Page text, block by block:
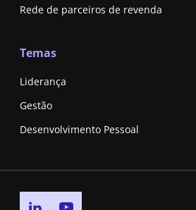
Rede de parceiros de revenda
Temas
Liderança
Gestão
Desenvolvimento Pessoal